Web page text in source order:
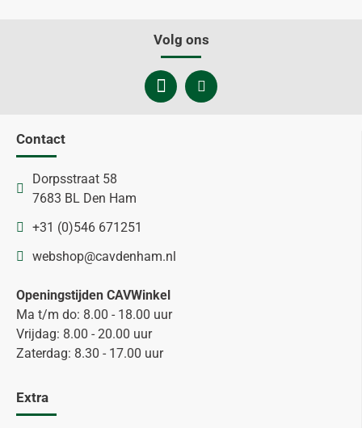
Volg ons
Contact
Dorpsstraat 58
7683 BL Den Ham
+31 (0)546 671251
webshop@cavdenham.nl
Openingstijden CAVWinkel
Ma t/m do: 8.00 - 18.00 uur
Vrijdag: 8.00 - 20.00 uur
Zaterdag: 8.30 - 17.00 uur
Extra